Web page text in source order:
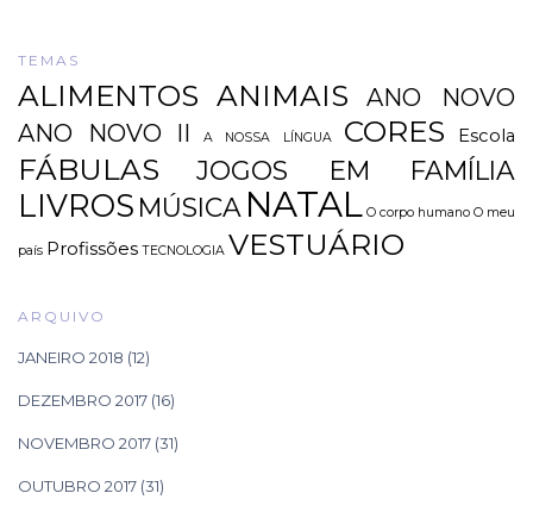
TEMAS
ALIMENTOS ANIMAIS
ANO NOVO
ANO NOVO II
A NOSSA LÍNGUA CORES Escola
FÁBULAS JOGOS EM FAMÍLIA
LIVROS MÚSICA NATAL O corpo humano O meu
país Profissões TECNOLOGIA VESTUÁRIO
ARQUIVO
JANEIRO 2018 (12)
DEZEMBRO 2017 (16)
NOVEMBRO 2017 (31)
OUTUBRO 2017 (31)